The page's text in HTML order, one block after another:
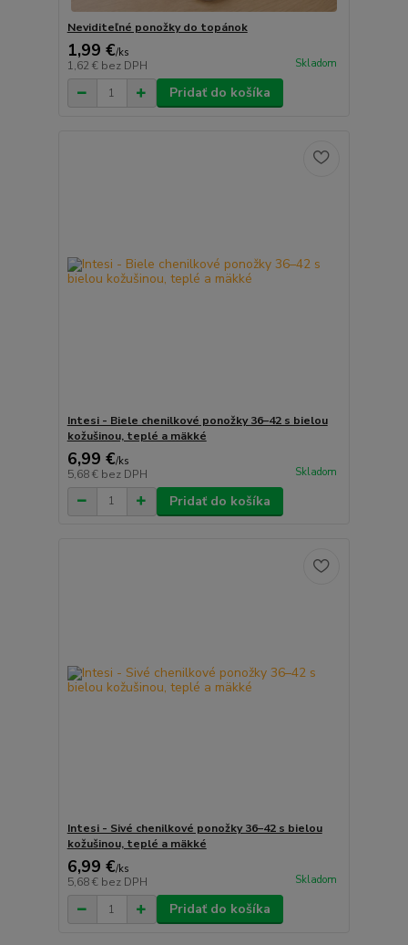
Neviditeľné ponožky do topánok
1,99 €/ks
1,62 € bez DPH Skladom
Pridať do košíka
Intesi - Biele chenilkové ponožky 36–42 s bielou
kožušinou, teplé a mäkké
6,99 €/ks
5,68 € bez DPH Skladom
Pridať do košíka
Intesi - Sivé chenilkové ponožky 36–42 s bielou
kožušinou, teplé a mäkké
6,99 €/ks
5,68 € bez DPH Skladom
Pridať do košíka